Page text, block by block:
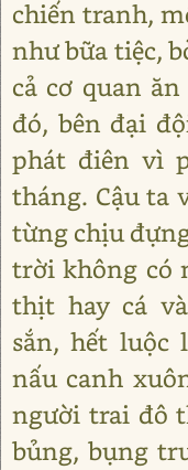
chiến tranh,
như bữa tiệc,
cả cơ quan
đó, bên đại
phát điên vì
tháng. Cậu ta
từng chịu
trời không có
thịt hay cá
sắn, hết luộc
nấu canh
người trai đô
bủng, bụng